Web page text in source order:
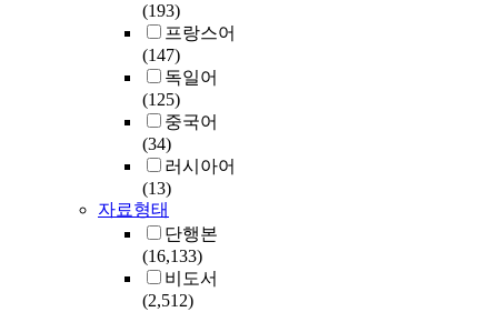
(193)
프랑스어
(147)
독일어
(125)
중국어
(34)
러시아어
(13)
자료형태
단행본
(16,133)
비도서
(2,512)